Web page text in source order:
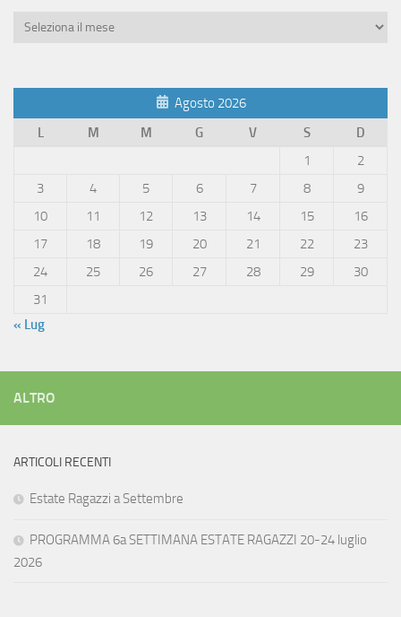
Archivio
Agosto 2026
L
M M G V S
D
1
2
3
4 5 6 7 8
9
10
11 12 13 14 15
16
17
18 19 20 21 22
23
24
25 26 27 28 29
30
31
« Lug
ALTRO
ARTICOLI RECENTI
Estate Ragazzi a Settembre
PROGRAMMA 6a SETTIMANA ESTATE RAGAZZI 20-24 luglio
2026